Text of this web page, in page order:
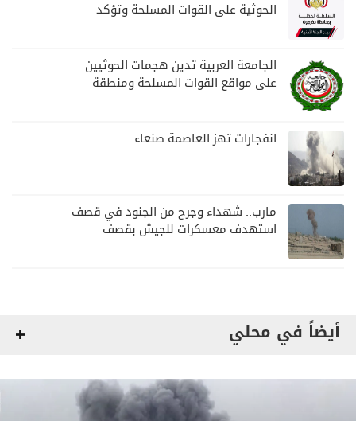
الحوثية على القوات المسلحة وتؤكد
الجامعة العربية تدين هجمات الحوثيين
على مواقع القوات المسلحة ومنطقة
انفجارات تهز العاصمة صنعاء
مارب.. شهداء وجرح من الجنود في قصف
استهدف معسكرات للجيش بقصف
أيضاً في محلي